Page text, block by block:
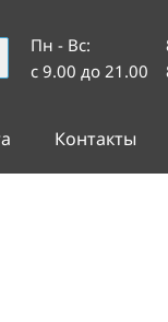
Пн - Вс:
с 9.00 до 21.00
Контакты